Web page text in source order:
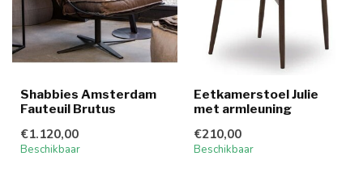
Shabbies Amsterdam
Fauteuil Brutus
€1.120,00
Beschikbaar
Eetkamerstoel Julie
met armleuning
€210,00
Beschikbaar